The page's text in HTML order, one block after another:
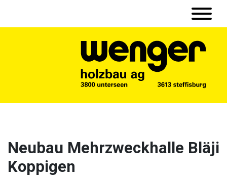
Neubau Mehrzweckhalle Bläji
Koppigen